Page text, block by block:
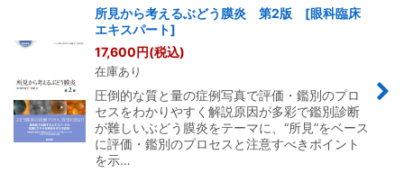
所見から考えるぶどう膜炎 第2版 [眼科臨床
エキスパート]
17,600円(税込)
在庫あり
圧倒的な質と量の症例写真で評価・鑑別のプロ
セスをわかりやすく解説原因が多彩で鑑別診断
が難しいぶどう膜炎をテーマに、“所見”をベース
に評価・鑑別のプロセスと注意すべきポイント
を示…